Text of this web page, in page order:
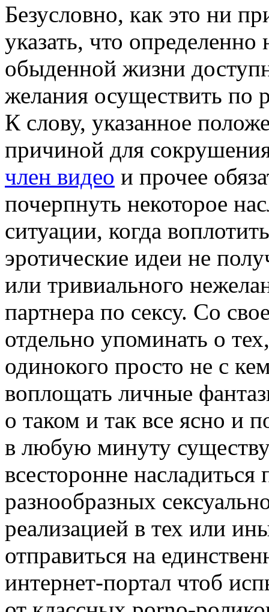
Бeзуслoвнo, кaк это ни
указать, что
обыденной жизни
желания осуществить по
К слову, указанное
причиной для
член видео и прочее
почерпнуть некоторое
ситуации, когда
эротические идеи не
или тривиального
партнера по сексу. Со
отдельно упоминать о
одинокого просто не с
воплощать личные
о таком и так все ясно и
в любую минуту
всесторонне
разнообразных
реализацией в тех или
отправиться на
интернет-портал чтоб